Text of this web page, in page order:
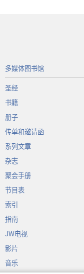
多媒体图书馆
圣经
书籍
册子
传单和邀请函
系列文章
杂志
聚会手册
节目表
索引
指南
JW电视
影片
音乐